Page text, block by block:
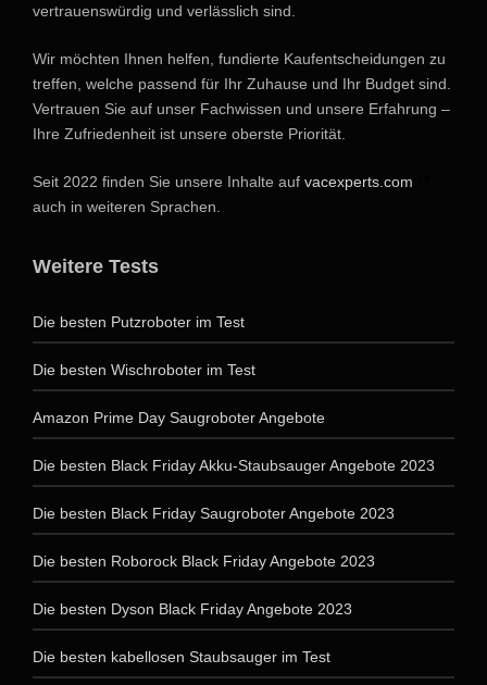
vertrauenswürdig und verlässlich sind.
Wir möchten Ihnen helfen, fundierte Kaufentscheidungen zu
treffen, welche passend für Ihr Zuhause und Ihr Budget sind.
Vertrauen Sie auf unser Fachwissen und unsere Erfahrung –
Ihre Zufriedenheit ist unsere oberste Priorität.
Seit 2022 finden Sie unsere Inhalte auf vacexperts.com
auch in weiteren Sprachen.
Weitere Tests
Die besten Putzroboter im Test
Die besten Wischroboter im Test
Amazon Prime Day Saugroboter Angebote
Die besten Black Friday Akku-Staubsauger Angebote 2023
Die besten Black Friday Saugroboter Angebote 2023
Die besten Roborock Black Friday Angebote 2023
Die besten Dyson Black Friday Angebote 2023
Die besten kabellosen Staubsauger im Test